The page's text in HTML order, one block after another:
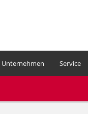
Unternehmen Service